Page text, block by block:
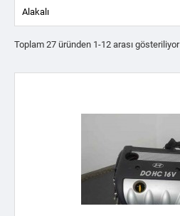
Alakalı
Toplam 27 üründen 1-12 arası gösteriliyor